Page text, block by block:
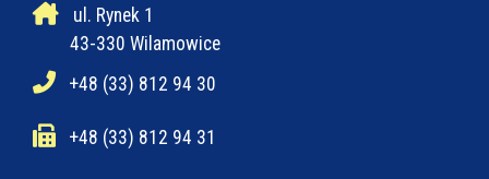
ul. Rynek 1
43-330 Wilamowice
+48 (33) 812 94 30
+48 (33) 812 94 31